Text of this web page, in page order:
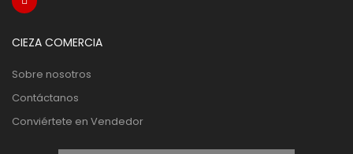
CIEZA COMERCIA
Sobre nosotros
Contáctanos
Conviértete en Vendedor